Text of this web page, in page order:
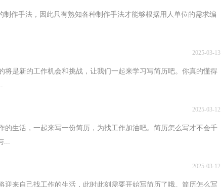
因此只有熟知各种制作手法才能够根据用人单位的需求编
是新的工作机会和挑战，让我们一起来学习写简历吧。你真的懂得
2025-03-13
生活，一起来写一份简历，为找工作加油吧。简历怎么写才不会千
...
2025-03-12
来自己找工作的生活，此时此刻需要开始写简历了哦。简历怎么写
2025-03-12